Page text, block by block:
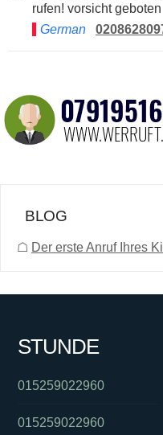
rufen! vorsicht geboten
German
BLOG
☖ Der erste Anruf Ihres
STUNDE
015259022960
015259022960